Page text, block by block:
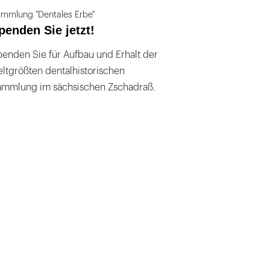
"Dentales Erbe"
Sie jetzt!
Sie für Aufbau und Erhalt der
dentalhistorischen
im sächsischen Zschadraß.